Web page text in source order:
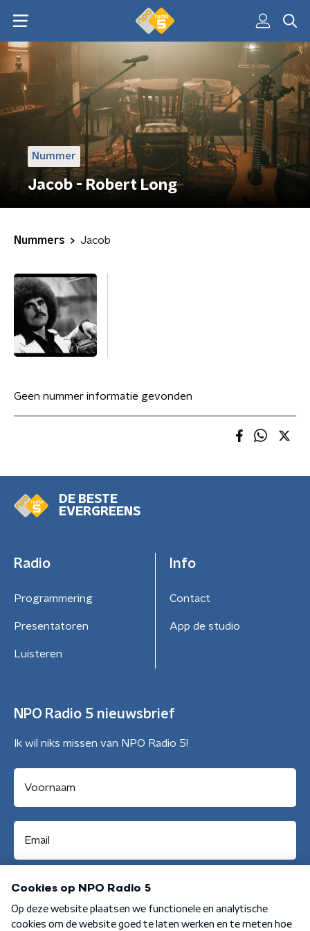
Nummer
Jacob - Robert Long
Nummers Jacob
Geen nummer informatie gevonden
DE BESTE
EVERGREENS
Radio
Programmering
Presentatoren
Luisteren
Info
Contact
App de studio
NPO Radio 5 nieuwsbrief
Ik wil niks missen van NPO Radio 5!
Aanmelden